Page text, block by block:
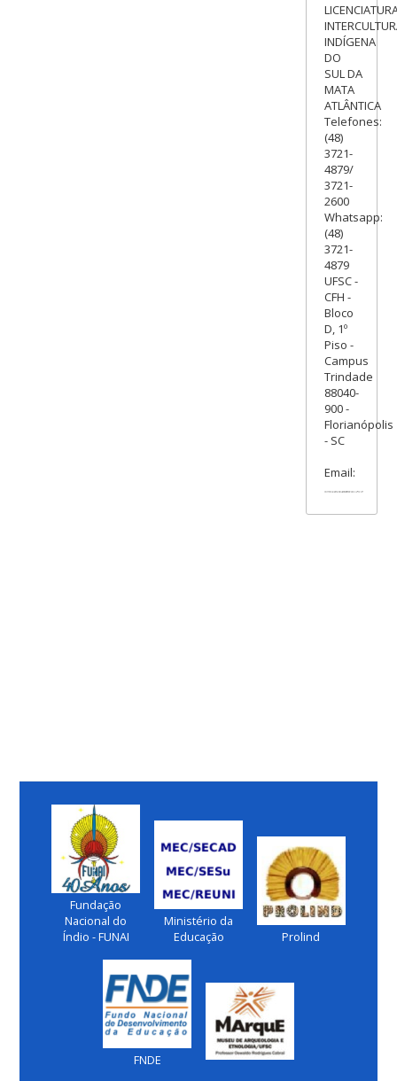
INDÍGENA
DO
SUL DA
MATA
ATLÂNTICA
Telefones:
(48)
3721-
4879/
3721-
2600
Whatsapp:
(48)
3721-
4879
UFSC -
CFH -
Bloco
D, 1º
Piso -
Campus
Trindade
88040-
900 -
Florianópolis
- SC
Email:
Fundação
Nacional do
Índio - FUNAI
Ministério da
Educação
Prolind
FNDE